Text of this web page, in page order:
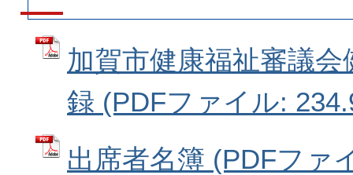
加賀市健康福祉審議
録 (PDFファイル:
出席者名簿 (PDFファ